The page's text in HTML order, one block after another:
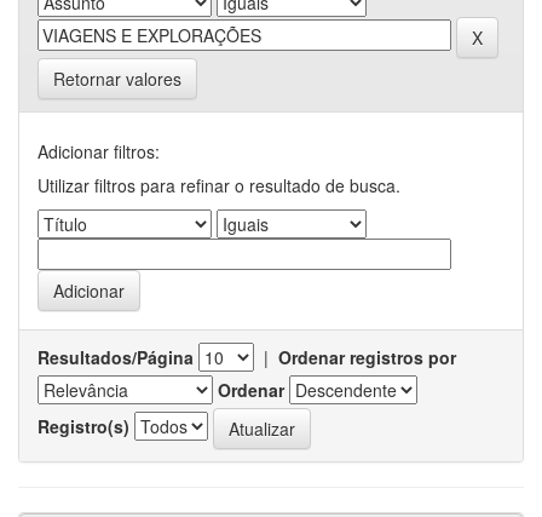
Retornar valores
Adicionar filtros:
Utilizar filtros para refinar o resultado de busca.
Resultados/Página | Ordenar registros por
Ordenar
Registro(s)